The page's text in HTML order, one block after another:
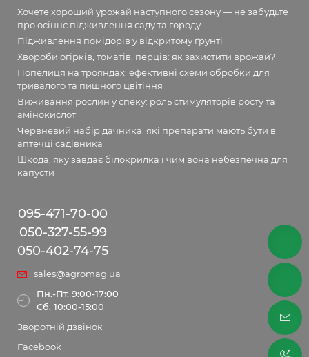
Хочете хороший урожай наступного сезону — не забудьте
про осіннє підживлення саду та городу
Підживлення помідорів у відкритому ґрунті
Хвороби огірків, томатів, перців: як захистити врожай?
Попелиця на трояндах: ефективні схеми обробки для
тривалого та пишного цвітіння
Виживання рослин у спеку: роль стимуляторів росту та
амінокислот
Червневий набір дачника: які препарати мають бути в
аптечці садівника
Шкода, яку завдає білокрилка і чим вона небезпечна для
капусти
095-471-70-00
050-327-55-99
050-402-74-75
sales@agromag.ua
Пн.-Пт. 9:00-17:00
Сб. 10:00-15:00
Зворотній дзвінок
Facebook